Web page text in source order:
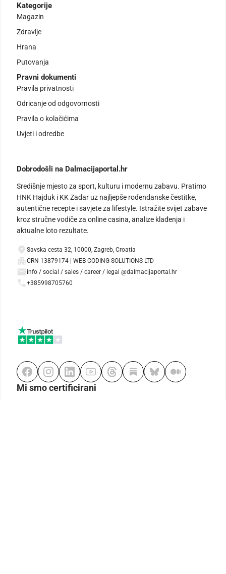
Kategorije
Magazin
Zdravlje
Hrana
Putovanja
Pravni dokumenti
Pravila privatnosti
Odricanje od odgovornosti
Pravila o kolačićima
Uvjeti i odredbe
Dobrodošli na Dalmacijaportal.hr
Središnje mjesto za sport, kulturu i modernu zabavu. Pratimo
HNK Hajduk i KK Zadar uz najljepše rođendanske čestitke,
autentične recepte i savjete za lifestyle. Istražite svijet zabave
kroz stručne vodiče za online casina, analize klađenja i
aktualne loto rezultate.
Savska cesta 32, 10000, Zagreb, Croatia
CRN 13879174 | WEB CODING SOLUTIONS LTD
info / social / sales / career / legal @dalmacijaportal.hr
+385998705760
Mi smo certificirani